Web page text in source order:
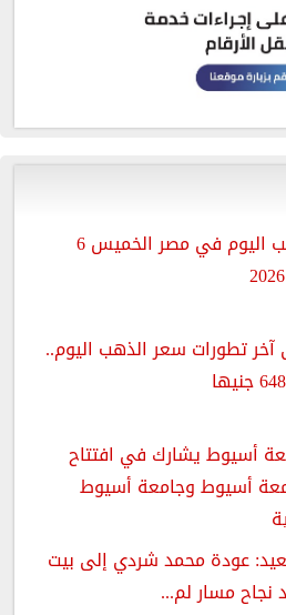
سعر الذهب اليوم في مصر الخميس 6
تطورات سعر الذهب اليوم..
أسيوط يشارك في افتتاح
أسيوط وجامعة أسيوط
عودة محمد شردي إلى بيت
نجاح مسار لم...